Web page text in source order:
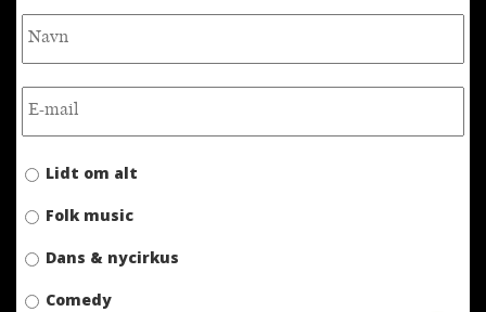
Lidt om alt
Folk music
Dans & nycirkus
Comedy